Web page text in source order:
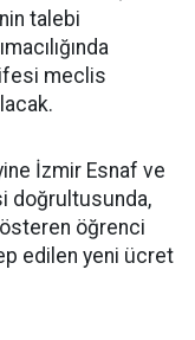
talebi
meclis
İzmir Esnaf ve
doğrultusunda,
öğrenci
edilen yeni ücret